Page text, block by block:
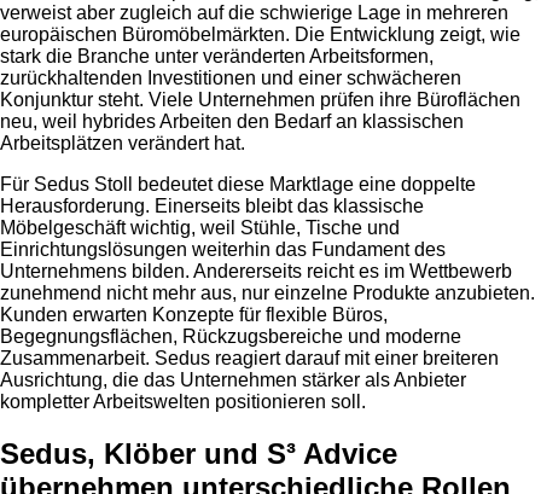
verweist aber zugleich auf die schwierige Lage in mehreren
europäischen Büromöbelmärkten. Die Entwicklung zeigt, wie
stark die Branche unter veränderten Arbeitsformen,
zurückhaltenden Investitionen und einer schwächeren
Konjunktur steht. Viele Unternehmen prüfen ihre Büroflächen
neu, weil hybrides Arbeiten den Bedarf an klassischen
Arbeitsplätzen verändert hat.
Für Sedus Stoll bedeutet diese Marktlage eine doppelte
Herausforderung. Einerseits bleibt das klassische
Möbelgeschäft wichtig, weil Stühle, Tische und
Einrichtungslösungen weiterhin das Fundament des
Unternehmens bilden. Andererseits reicht es im Wettbewerb
zunehmend nicht mehr aus, nur einzelne Produkte anzubieten.
Kunden erwarten Konzepte für flexible Büros,
Begegnungsflächen, Rückzugsbereiche und moderne
Zusammenarbeit. Sedus reagiert darauf mit einer breiteren
Ausrichtung, die das Unternehmen stärker als Anbieter
kompletter Arbeitswelten positionieren soll.
Sedus, Klöber und S³ Advice